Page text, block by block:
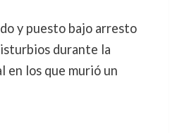
y puesto bajo arresto
durante la
en los que murió un